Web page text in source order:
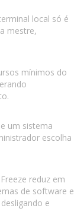
local só é
mestre,
mínimos do
um sistema
escolha
reduz em
de software e
e